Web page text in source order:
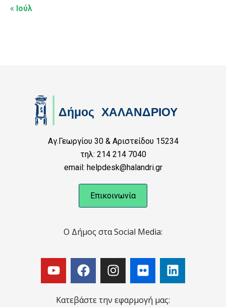
« Ιούλ
Αγ.Γεωργίου 30 & Αριστείδου 15234
τηλ: 214 214 7040
email: helpdesk@halandri.gr
Επικοινωνία
Ο Δήμος στα Social Media:
Κατεβάστε την εφαρμογή μας: